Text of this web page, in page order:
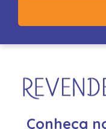
Conheça